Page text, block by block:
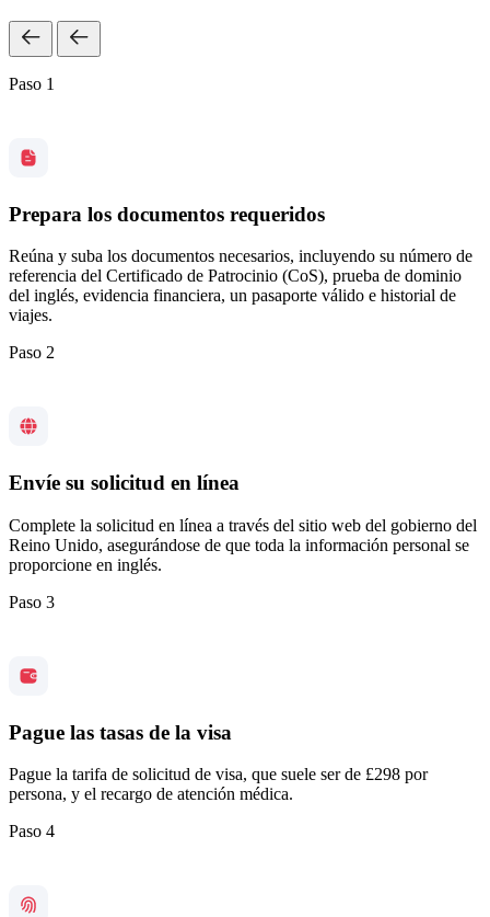
Paso 1
Prepara los documentos requeridos
Reúna y suba los documentos necesarios, incluyendo su número de
referencia del Certificado de Patrocinio (CoS), prueba de dominio
del inglés, evidencia financiera, un pasaporte válido e historial de
viajes.
Paso 2
Envíe su solicitud en línea
Complete la solicitud en línea a través del sitio web del gobierno del
Reino Unido, asegurándose de que toda la información personal se
proporcione en inglés.
Paso 3
Pague las tasas de la visa
Pague la tarifa de solicitud de visa, que suele ser de £298 por
persona, y el recargo de atención médica.
Paso 4